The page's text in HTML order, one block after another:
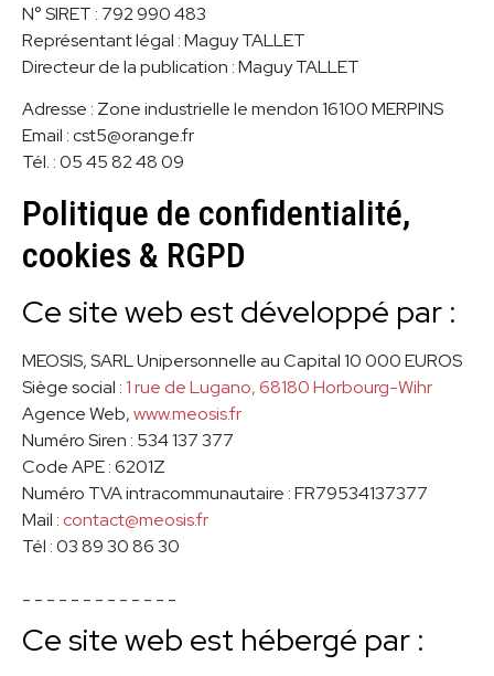
N° SIRET : 792 990 483
Représentant légal : Maguy TALLET
Directeur de la publication : Maguy TALLET
Adresse : Zone industrielle le mendon 16100 MERPINS
Email : cst5@orange.fr
Tél. : 05 45 82 48 09
Politique de confidentialité,
cookies & RGPD
Ce site web est développé par :
MEOSIS, SARL Unipersonnelle au Capital 10 000 EUROS
Siège social :1 rue de Lugano, 68180 Horbourg-Wihr
Agence Web,www.meosis.fr
Numéro Siren : 534 137 377
Code APE : 6201Z
Numéro TVA intracommunautaire : FR79534137377
Mail : contact@meosis.fr
Tél : 03 89 30 86 30
- - - - - - - - - - - - -
Ce site web est hébergé par :